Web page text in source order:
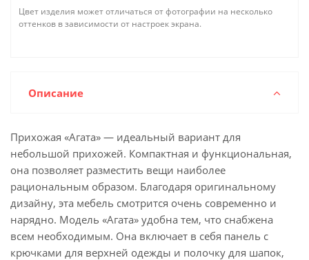
Цвет изделия может отличаться от фотографии на несколько
оттенков в зависимости от настроек экрана.
Описание
Прихожая «Агата» — идеальный вариант для
небольшой прихожей. Компактная и функциональная,
она позволяет разместить вещи наиболее
рациональным образом. Благодаря оригинальному
дизайну, эта мебель смотрится очень современно и
нарядно. Модель «Агата» удобна тем, что снабжена
всем необходимым. Она включает в себя панель с
крючками для верхней одежды и полочку для шапок,